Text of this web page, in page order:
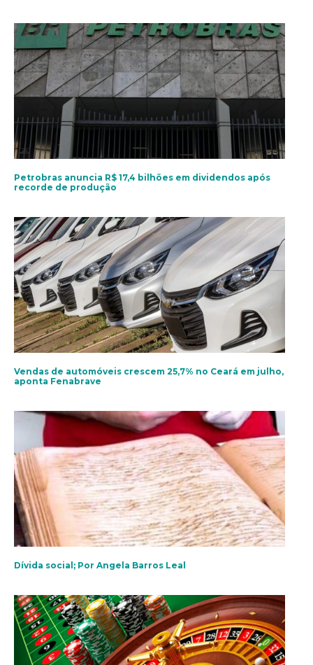
Petrobras anuncia R$ 17,4 bilhões em dividendos após
recorde de produção
Vendas de automóveis crescem 25,7% no Ceará em julho,
aponta Fenabrave
Dívida social; Por Angela Barros Leal